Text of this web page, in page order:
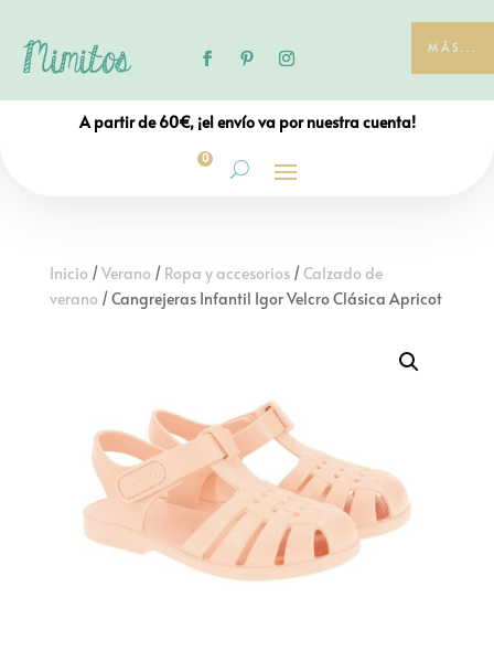
MÁS...
A partir de 60€, ¡el envío va por nuestra cuenta!
0
Inicio /Verano / Ropa y accesorios/Calzado de
verano / Cangrejeras Infantil Igor Velcro Clásica Apricot